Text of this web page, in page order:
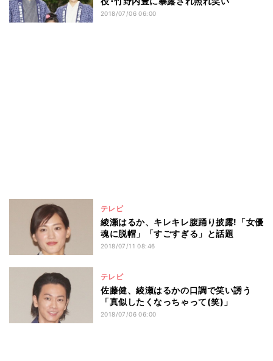
2018/07/06 06:00
テレビ
綾瀬はるか、キレキレ腹踊り披露!「女優
魂に脱帽」「すごすぎる」と話題
2018/07/11 08:46
テレビ
佐藤健、綾瀬はるかの口調で笑い誘う
「真似したくなっちゃって(笑)」
2018/07/06 06:00